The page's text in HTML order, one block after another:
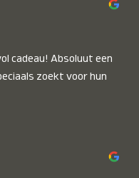
cadeau! Absoluut een
zoekt voor hun